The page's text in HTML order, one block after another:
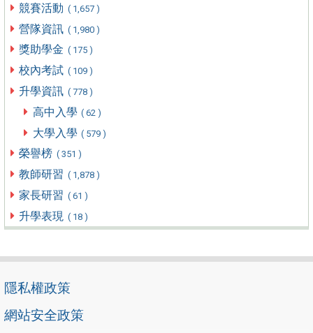
競賽活動 ( 1,657 )
營隊資訊 ( 1,980 )
獎助學金 ( 175 )
校內考試 ( 109 )
升學資訊 ( 778 )
高中入學 ( 62 )
大學入學 ( 579 )
榮譽榜 ( 351 )
教師研習 ( 1,878 )
家長研習 ( 61 )
升學表現 ( 18 )
隱私權政策
網站安全政策